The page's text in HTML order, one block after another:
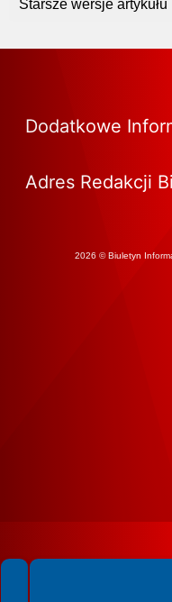
Starsze wersje artykułu
Dodatkowe
Adres Redakcji
2026 © Biuletyn
Spełniamy standardy WCAG 2.2
Spełniamy standardy W3C